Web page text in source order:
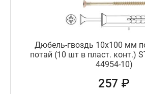
Дюбель-гвоздь 10х100 мм
потай (10 шт в пласт. конт.)
44954-10)
257 ₽